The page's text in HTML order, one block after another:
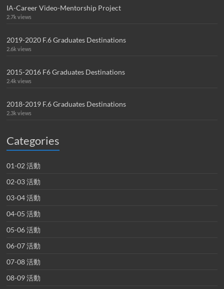
IA-Career Video-Mentorship Project
2.7k views
2019-2020 F.6 Graduates Destinations
2.6k views
2015-2016 F6 Graduates Destinations
2.4k views
2018-2019 F.6 Graduates Destinations
2.3k views
Categories
01-02 活動
02-03 活動
03-04 活動
04-05 活動
05-06 活動
06-07 活動
07-08 活動
08-09 活動